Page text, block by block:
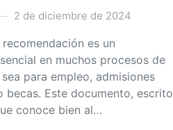
2 de diciembre de 2024
es un
en muchos procesos de
para empleo, admisiones
becas. Este documento, escrito
conoce bien al…